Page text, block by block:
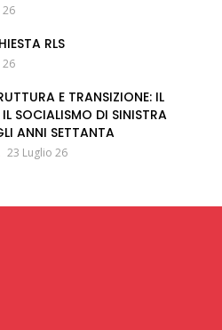
26
RLS
26
E TRANSIZIONE: IL
SOCIALISMO DI SINISTRA
ANNI SETTANTA
23 Luglio 26